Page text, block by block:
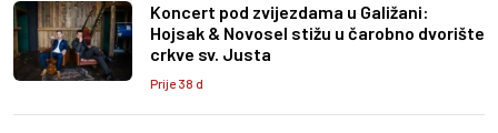
Koncert pod zvijezdama u Galižani:
Hojsak & Novosel stižu u čarobno dvorište
crkve sv. Justa
Prije 38 d